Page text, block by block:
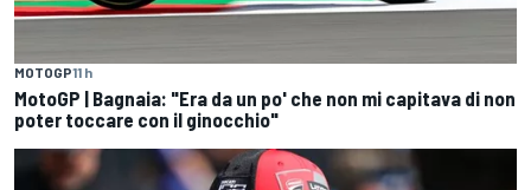
MOTOGP11 h
MotoGP | Bagnaia: "Era da un po' che non mi capitava di non
poter toccare con il ginocchio"